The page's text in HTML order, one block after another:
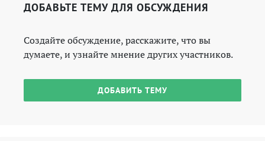
ДОБАВЬТЕ ТЕМУ ДЛЯ ОБСУЖДЕНИЯ
Создайте обсуждение, расскажите, что вы
думаете, и узнайте мнение других участников.
ДОБАВИТЬ ТЕМУ